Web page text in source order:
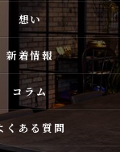
想い
新着情報
コラム
くある質問